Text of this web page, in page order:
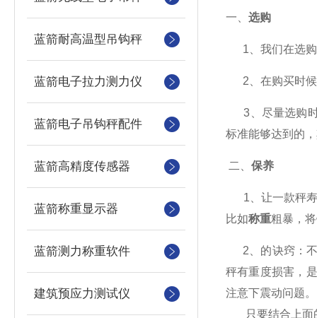
蓝箭耐高温型吊钩秤
蓝箭电子拉力测力仪
蓝箭电子吊钩秤配件
蓝箭高精度传感器
蓝箭称重显示器
蓝箭测力称重软件
建筑预应力测试仪
一、 选购
1、我们在选购
2、在购买时候
3、尽量选购时
标准能够达到的
二、 保养
1、让一款秤寿
比如称重粗暴，
2、的诀窍：不
秤有重度损害，
注意下震动问题。
只要结合上面